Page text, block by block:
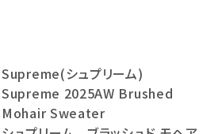
Supreme(シュプリーム)
Supreme 2025AW Brushed
Mohair Sweater